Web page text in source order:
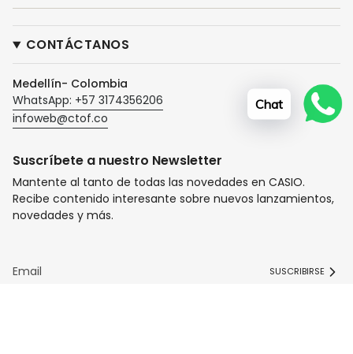
CONTÁCTANOS
Medellín- Colombia
WhatsApp: +57 3174356206
infoweb@ctof.co
Suscríbete a nuestro Newsletter
Mantente al tanto de todas las novedades en CASIO.
Recibe contenido interesante sobre nuevos lanzamientos,
novedades y más.
SUSCRIBIRSE
Chat